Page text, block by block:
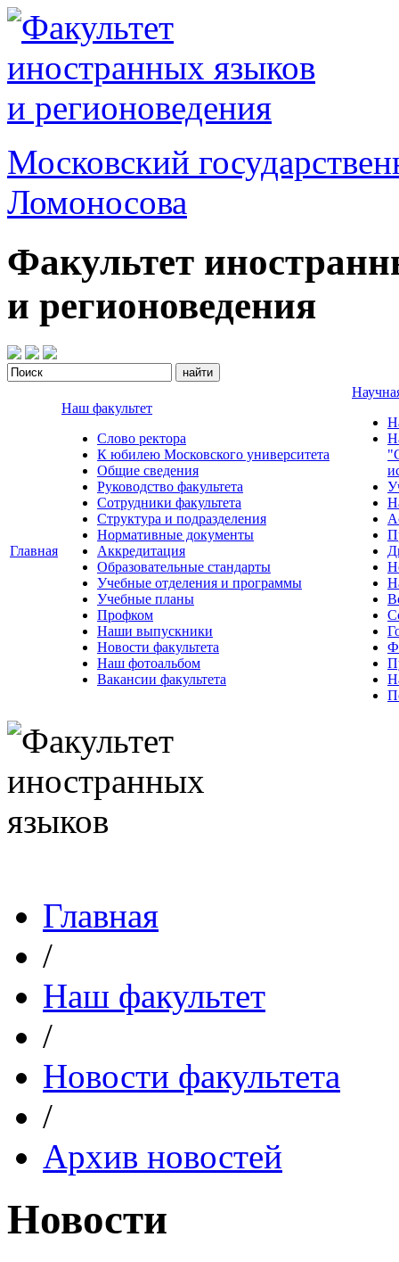
Московский
Ломоносова
Факультет
и регионоведения
Главная
Наш факультет
Слово ректора
К юбилею Московского университета
Общие сведения
Руководство факультета
Сотрудники факультета
Структура и подразделения
Нормативные документы
Аккредитация
Образовательные стандарты
Учебные отделения и программы
Учебные планы
Профком
Наши выпускники
Новости факультета
Наш фотоальбом
Вакансии факультета
Главная
/
Наш факультет
/
Новости факультета
/
Архив новостей
Новости